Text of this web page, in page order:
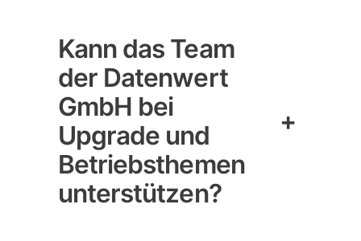
Kann das Team
der Datenwert
GmbH bei
Upgrade und
Betriebsthemen
unterstützen?
+